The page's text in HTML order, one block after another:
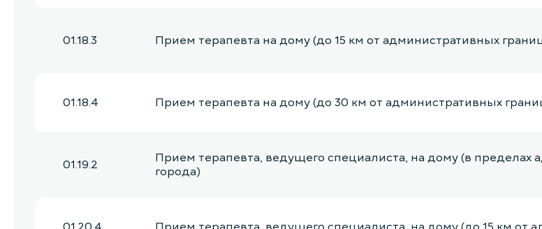
01.18.3 Прием терапевта на дому (до 15 км от административных
01.18.4 Прием терапевта на дому (до 30 км от административных
01.19.2
Прием терапевта, ведущего специалиста, на дому (в пределах
города)